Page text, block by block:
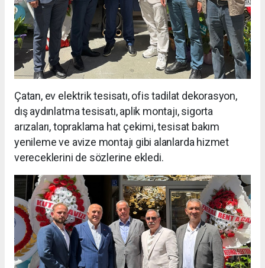
Çatan, ev elektrik tesisatı, ofis tadilat dekorasyon,
dış aydınlatma tesisatı, aplik montajı, sigorta
arızaları, topraklama hat çekimi, tesisat bakım
yenileme ve avize montajı gibi alanlarda hizmet
vereceklerini de sözlerine ekledi.